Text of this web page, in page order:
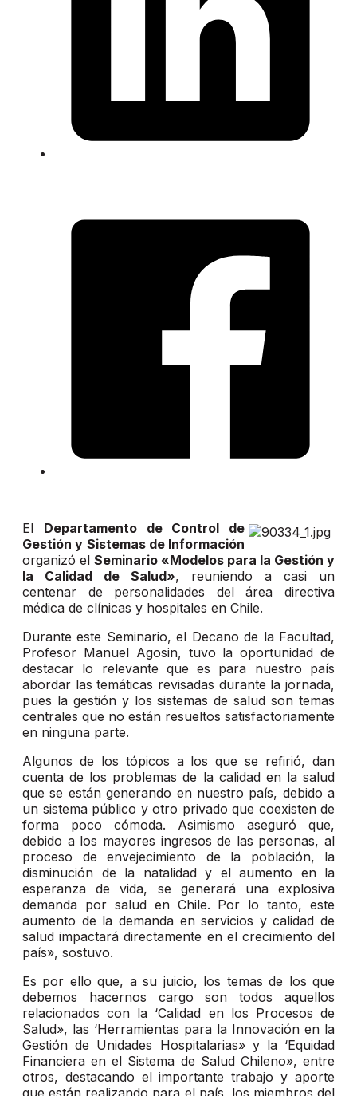
El Departamento de Control de
Gestión y Sistemas de Información
organizó el Seminario «Modelos para la Gestión y
la Calidad de Salud», reuniendo a casi un
centenar de personalidades del área directiva
médica de clínicas y hospitales en Chile.
Durante este Seminario, el Decano de la Facultad,
Profesor Manuel Agosin, tuvo la oportunidad de
destacar lo relevante que es para nuestro país
abordar las temáticas revisadas durante la jornada,
pues la gestión y los sistemas de salud son temas
centrales que no están resueltos satisfactoriamente
en ninguna parte.
Algunos de los tópicos a los que se refirió, dan
cuenta de los problemas de la calidad en la salud
que se están generando en nuestro país, debido a
un sistema público y otro privado que coexisten de
forma poco cómoda. Asimismo aseguró que,
debido a los mayores ingresos de las personas, al
proceso de envejecimiento de la población, la
disminución de la natalidad y el aumento en la
esperanza de vida, se generará una explosiva
demanda por salud en Chile. Por lo tanto, este
aumento de la demanda en servicios y calidad de
salud impactará directamente en el crecimiento del
país», sostuvo.
Es por ello que, a su juicio, los temas de los que
debemos hacernos cargo son todos aquellos
relacionados con la ‘Calidad en los Procesos de
Salud», las ‘Herramientas para la Innovación en la
Gestión de Unidades Hospitalarias» y la ‘Equidad
Financiera en el Sistema de Salud Chileno», entre
otros, destacando el importante trabajo y aporte